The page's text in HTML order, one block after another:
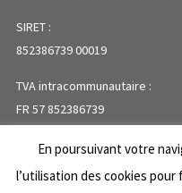
SIRET :
852386739 00019
TVA intracommunautaire :
FR 57 852386739
PLAN DU SITE
En poursuivant votre
l’utilisation des cookies